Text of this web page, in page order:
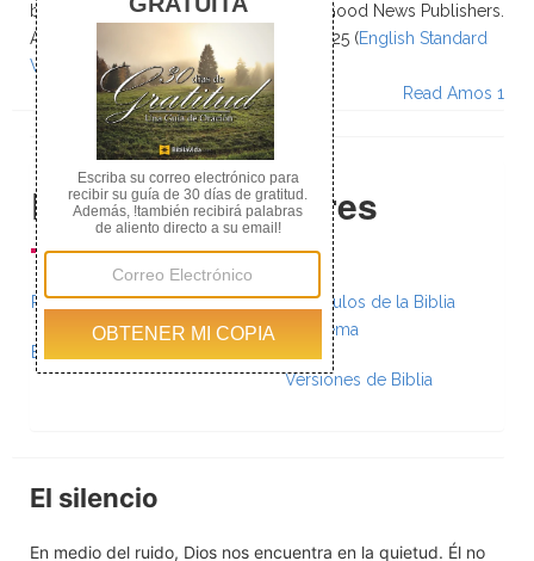
by Crossway, a publishing ministry of Good News Publishers.
All rights reserved. ESV Text Edition: 2025 (English Standard
Version - The Holy Bible Online
Read Amos 1
Recursos Populares
Planes de Lectura
Biblia Paralela
Versículos de la Biblia
por Tema
Versiones de Biblia
El silencio
En medio del ruido, Dios nos encuentra en la quietud. Él no